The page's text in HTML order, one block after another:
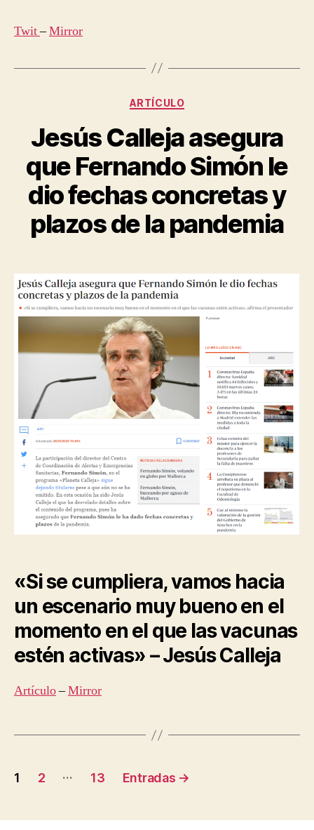
Twit–Mirror
Categorías
ARTÍCULO
Jesús Calleja asegura
que Fernando Simón le
dio fechas concretas y
plazos de la pandemia
«Si se cumpliera, vamos hacia
un escenario muy bueno en el
momento en el que las vacunas
estén activas» – Jesús Calleja
Artículo–Mirror
Navegación
1 2 … 13 Entradas →